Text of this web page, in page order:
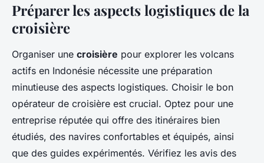
Préparer les aspects logistiques de la
croisière
Organiser une croisière pour explorer les volcans
actifs en Indonésie nécessite une préparation
minutieuse des aspects logistiques. Choisir le bon
opérateur de croisière est crucial. Optez pour une
entreprise réputée qui offre des itinéraires bien
étudiés, des navires confortables et équipés, ainsi
que des guides expérimentés. Vérifiez les avis des